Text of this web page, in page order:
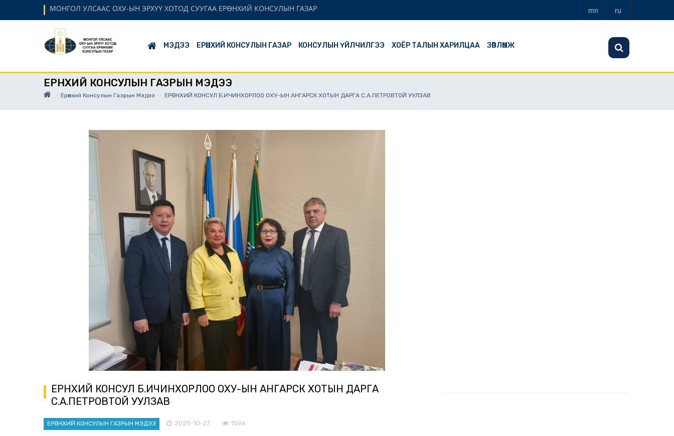
МОНГОЛ УЛСААС ОХУ-ЫН ЭРХҮҮ ХОТОД СУУГАА ЕРӨНХИЙ КОНСУЛЫН ГАЗАР mn ru
МЭДЭЭ ЕРӨНХИЙ КОНСУЛЫН ГАЗАР КОНСУЛЫН ҮЙЛЧИЛГЭЭ ХОЁР ТАЛЫН ХАРИЛЦАА ЗӨВЛӨМЖ
ЕРӨНХИЙ КОНСУЛЫН ГАЗРЫН МЭДЭЭ
Ерөнхий Консулын Газрын Мэдээ ЕРӨНХИЙ КОНСУЛ Б.ИЧИНХОРЛОО ОХУ-ЫН АНГАРСК ХОТЫН ДАРГА С.А.ПЕТРОВТОЙ УУЛЗАВ
ЕРӨНХИЙ КОНСУЛ Б.ИЧИНХОРЛОО ОХУ-ЫН АНГАРСК ХОТЫН ДАРГА
С.А.ПЕТРОВТОЙ УУЛЗАВ
ЕРӨНХИЙ КОНСУЛЫН ГАЗРЫН МЭДЭЭ 2025-10-27 1596